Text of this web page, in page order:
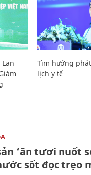
Lan
Tìm hướng
lịch y tế
‘ăn tươi nuốt
sốt đọc trẹo